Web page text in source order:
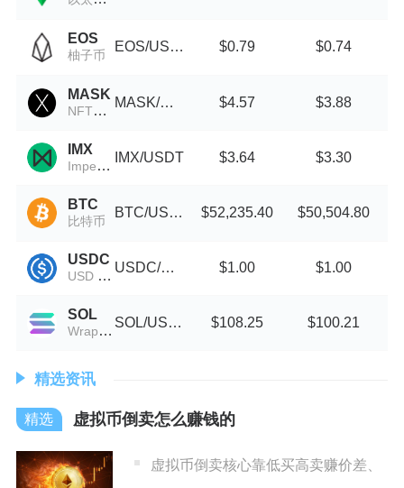
EOS
柚子币
EOS/USDT $0.79 $0.74
MASK
NFTX Hashmasks Index
MASK/USDT $4.57 $3.88
IMX
Impermax
IMX/USDT $3.64 $3.30
BTC
比特币
BTC/USDC $52,235.40 $50,504.80
USDC
USD Coin Avalanche Bridged (USDC.e)
USDC/USDT $1.00 $1.00
SOL
Wrapped Solana
SOL/USDT $108.25 $100.21
精选资讯
虚拟币倒卖怎么赚钱的
虚拟币倒卖核心靠低买高卖赚价差、